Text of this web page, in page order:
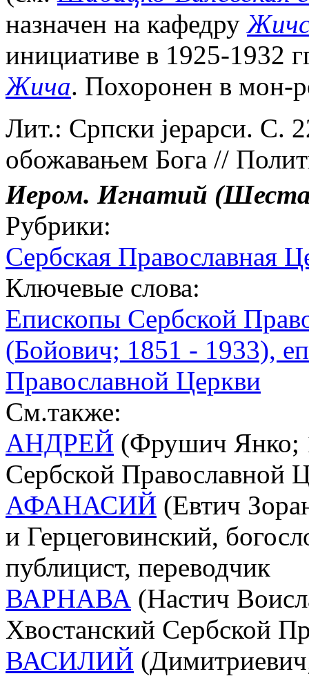
назначен на кафедру
инициативе в 1925-1932
Жича. Похоронен в мон-
Лит.: Српски jерарси. С.
обожавањем Бога //
Иером. Игнатий
Рубрики:
Сербская Православная
Ключевые слова:
Епископы Сербской
(Бойович; 1851 - 1933),
Православной Церкви
См.также:
АНДРЕЙ (Фрушич Янко;
Сербской Православной
АФАНАСИЙ (Евтич
и Герцеговинский,
публицист, переводчик
ВАРНАВА (Настич
Хвостанский Сербской
ВАСИЛИЙ